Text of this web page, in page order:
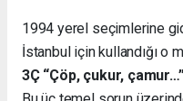
1994 yerel seçimlerine
İstanbul için kullandığı o
3Ç “Çöp, çukur,